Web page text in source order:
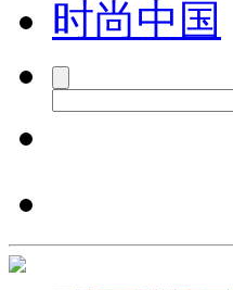
时尚中国